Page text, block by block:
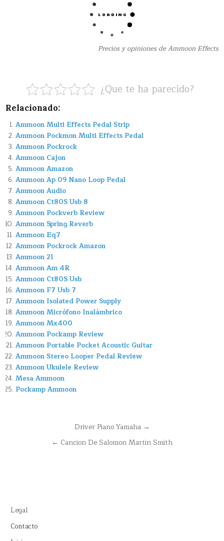
Precios y opiniones de Ammoon Effects
¿Que te ha parecido?
Relacionado:
Ammoon Multi Effects Pedal Strip
Ammoon Pockmon Multi Effects Pedal
Ammoon Pockrock
Ammoon Cajon
Ammoon Amazon
Ammoon Ap 09 Nano Loop Pedal
Ammoon Audio
Ammoon Ct80S Usb 8
Ammoon Pockverb Review
Ammoon Spring Reverb
Ammoon Eq7
Ammoon Pockrock Amazon
Ammoon 21
Ammoon Am 4R
Ammoon Ct80S Usb
Ammoon F7 Usb 7
Ammoon Isolated Power Supply
Ammoon Micrófono Inalámbrico
Ammoon Mx400
Ammoon Pockamp Review
Ammoon Portable Pocket Acoustic Guitar
Ammoon Stereo Looper Pedal Review
Ammoon Ukulele Review
Mesa Ammoon
Pockamp Ammoon
NavegaciónDriver Piano Yamaha →
← Cancion De Salomon Martin Smith
Legal
Contacto